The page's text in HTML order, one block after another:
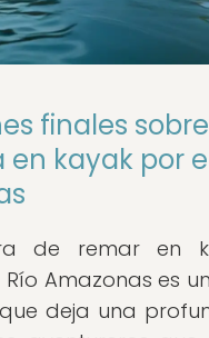
finales
kayak por
de remar en
Amazonas es
deja una